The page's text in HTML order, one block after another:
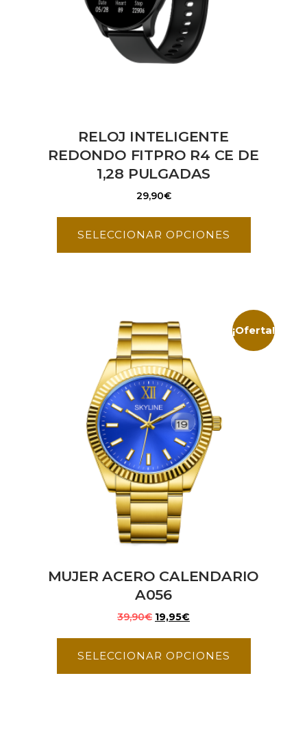
RELOJ INTELIGENTE
REDONDO FITPRO R4 CE DE
1,28 PULGADAS
29,90€
SELECCIONAR OPCIONES
¡Oferta!
MUJER ACERO CALENDARIO
A056
39,90€ 19,95€
SELECCIONAR OPCIONES